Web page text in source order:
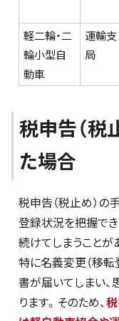
軽二輪・二
輪小型自
動車
運輸支
局
税申告（税
た場合
税申告（税止め）の
登録状況を把握で
続けてしまうことが
特に名義変更（移
書が届いてしまい、
ります。そのため、